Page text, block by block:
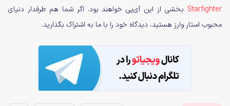
Starfighter بخشی از این آی‌پی خواهند بود. اگر شما هم طرفدار دنیای
محبوب استار وارز هستید، دیدگاه خود را با ما به اشتراک بگذارید.